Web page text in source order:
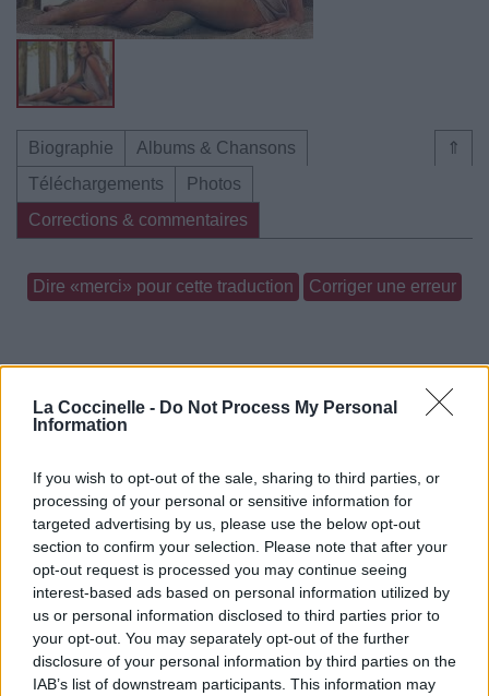
La Coccinelle - Do Not Process My Personal
Information
If you wish to opt-out of the sale, sharing to third parties, or
processing of your personal or sensitive information for
targeted advertising by us, please use the below opt-out
section to confirm your selection. Please note that after your
opt-out request is processed you may continue seeing
interest-based ads based on personal information utilized by
us or personal information disclosed to third parties prior to
your opt-out. You may separately opt-out of the further
disclosure of your personal information by third parties on the
IAB’s list of downstream participants. This information may
⇑
Biographie
Albums & Chansons
Téléchargements
Photos
Corrections & commentaires
Dire «merci» pour cette traduction Corriger une erreur